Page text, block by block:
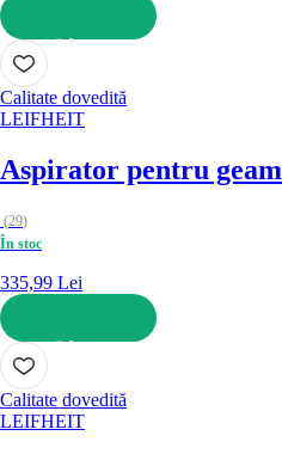
ADAUGĂ ÎN COȘ
Calitate dovedită
LEIFHEIT
Aspirator pentru
(29)
În stoc
335,99 Lei
ADAUGĂ ÎN COȘ
Calitate dovedită
LEIFHEIT